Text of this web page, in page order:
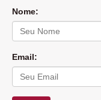
Nome:
Email: